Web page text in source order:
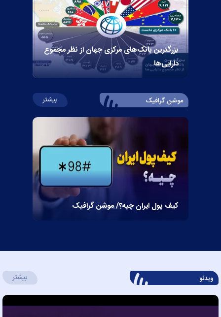
بزرگترین بانک‌های مرکزی جهان از نظر مجموع
دارایی‌ها
موشن گرافیک بیشتر درباره
کیف پول ایران چیه؟/ موشن گرافیک
ویدئو بیشتر